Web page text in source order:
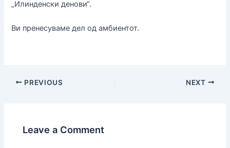
„Илинденски денови“.
Ви пренесуваме дел од амбиентот.
PREVIOUS NEXT
Leave a Comment